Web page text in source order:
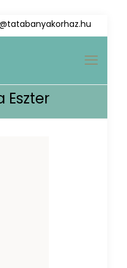
Eszter